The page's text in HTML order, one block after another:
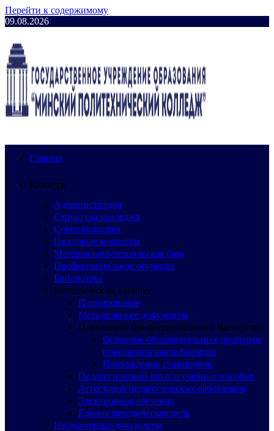
Перейти к содержимому
09.08.2026
Главная
Колледж
Администрация
Структура колледжа
Совет колледжа
Цикловые комиссии
Материально-техническая база
Профессиональное обучение
Библиотека
Методический кабинет
Планирование
Методические документы
Повышение профессионального мастерства
Освоение образовательных программ
повышения квалификации
Прохождение стажировок
Педагогический опыт и учебные пособия
Аттестация педагогических работников
Электронное обучение
Единая методическая цель
Нормативные документы